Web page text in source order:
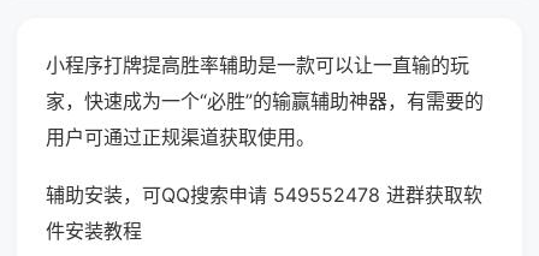
小程序打牌提高胜率辅助是一款可以让一直输的玩
家，快速成为一个“必胜”的输赢辅助神器，有需要的
用户可通过正规渠道获取使用。
辅助安装，可QQ搜索申请 549552478 进群获取软
件安装教程